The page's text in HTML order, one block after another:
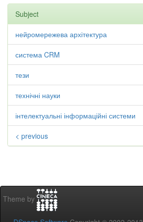
Subject
нейромережева архітектура
система CRM
тези
технічні науки
інтелектуальні інформаційні системи
< previous
Theme by